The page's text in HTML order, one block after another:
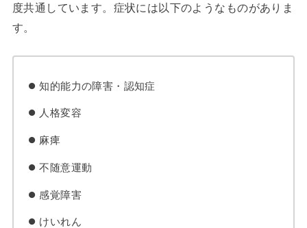
度共通しています。症状には以下のようなものがありま
す。
知的能力の障害・認知症
人格変容
麻痺
不随意運動
感覚障害
けいれん